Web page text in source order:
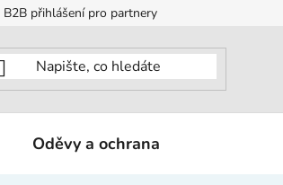
B2B přihlášení pro partnery
Oděvy a ochrana